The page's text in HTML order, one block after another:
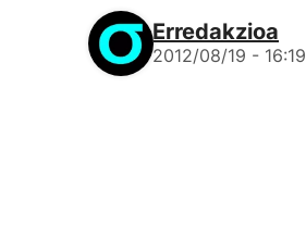
Erredakzioa
2012/08/19 - 16:19